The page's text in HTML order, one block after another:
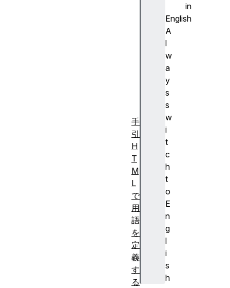
in
English
A
l
w
a
y
s
s
w
i
t
c
h
t
o
E
n
g
l
i
s
h
手
引
H
T
M
L
で
用
語
を
定
義
す
る